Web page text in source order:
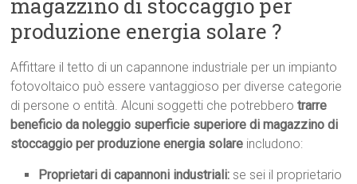
magazzino di stoccaggio per
produzione energia solare ?
Affittare il tetto di un capannone industriale per un impianto
fotovoltaico può essere vantaggioso per diverse categorie
di persone o entità. Alcuni soggetti che potrebberotrarre
beneficio da noleggio superficie superiore di magazzino di
stoccaggio per produzione energia solare includono:
Proprietari di capannoni industriali: se sei il proprietario